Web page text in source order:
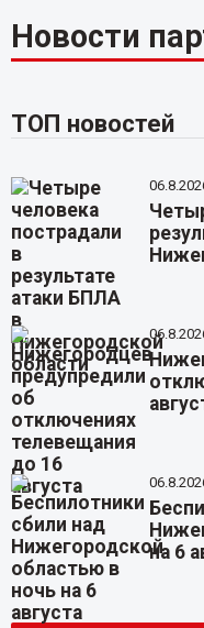
Новости
ТОП новостей
на 6